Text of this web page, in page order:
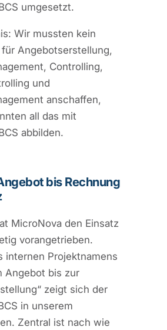
umgesetzt.
Wir mussten kein
Angebotserstellung,
Controlling,
und
anschaffen,
all das mit
abbilden.
bis Rechnung
MicroNova den Einsatz
vorangetrieben.
internen Projektnamens
Angebot bis zur
zeigt sich der
in unserem
Zentral ist nach wie